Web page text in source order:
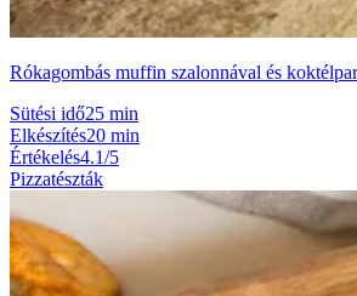
Rókagombás muffin szalonnával és
Sütési idő25 min
Elkészítés20 min
Értékelés4.1/5
Pizzatészták